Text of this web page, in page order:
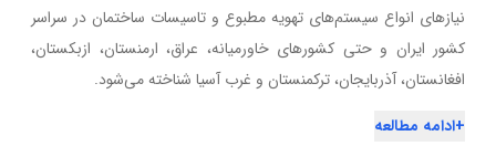
نیازهای انواع سیستم‌های تهویه مطبوع و تاسیسات ساختمان در سراسر
کشور ایران و حتی کشورهای خاورمیانه، عراق، ارمنستان، ازبکستان،
افغانستان، آذربایجان، ترکمنستان و غرب آسیا شناخته می‌شود.
+ادامه مطالعه